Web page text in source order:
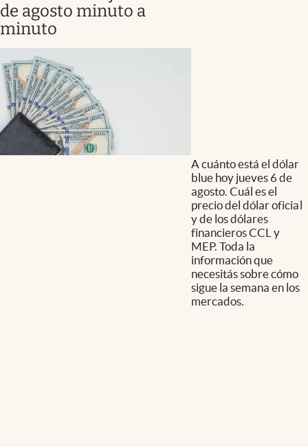
de agosto minuto a
minuto
A cuánto está el dólar
blue hoy jueves 6 de
agosto. Cuál es el
precio del dólar oficial
y de los dólares
financieros CCL y
MEP. Toda la
información que
necesitás sobre cómo
sigue la semana en los
mercados.